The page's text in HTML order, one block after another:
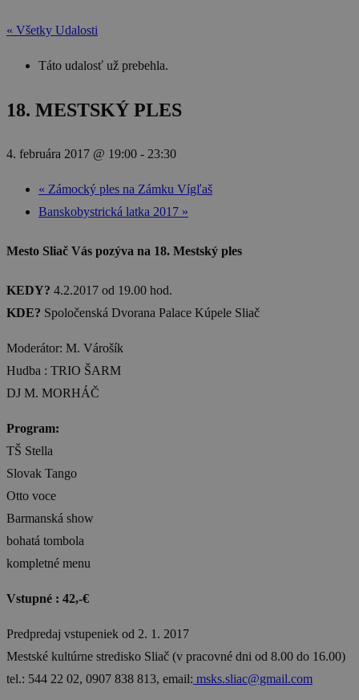
« Všetky Udalosti
Táto udalosť už prebehla.
18. MESTSKÝ PLES
4. februára 2017 @ 19:00 - 23:30
« Zámocký ples na Zámku Vígľaš
Banskobystrická latka 2017 »
Mesto Sliač Vás pozýva na 18. Mestský ples
KEDY? 4.2.2017 od 19.00 hod.
KDE? Spoločenská Dvorana Palace Kúpele Sliač
Moderátor: M. Várošík
Hudba : TRIO ŠARM
DJ M. MORHÁČ
Program:
TŠ Stella
Slovak Tango
Otto voce
Barmanská show
bohatá tombola
kompletné menu
Vstupné : 42,-€
Predpredaj vstupeniek od 2. 1. 2017
Mestské kultúrne stredisko Sliač (v pracovné dni od 8.00 do 16.00)
tel.: 544 22 02, 0907 838 813, email: msks.sliac@gmail.com